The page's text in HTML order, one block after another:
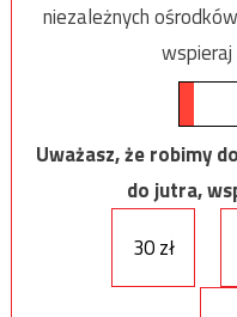
niezależnych
Uważasz, że robimy
do jutra,
30 zł